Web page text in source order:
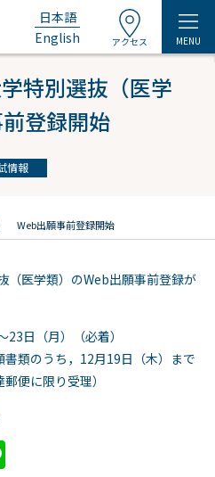
日本語
English
アクセス MENU
特別選抜（医学
登録開始
情報
Web出願事前登録開始
（医学類）のWeb出願事前登録が
日（月）（必着）
類のうち，12月19日（木）まで
便に限り受理）